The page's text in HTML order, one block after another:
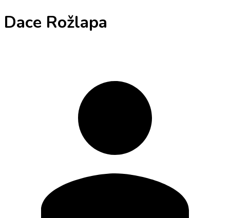
Dace Rožlapa